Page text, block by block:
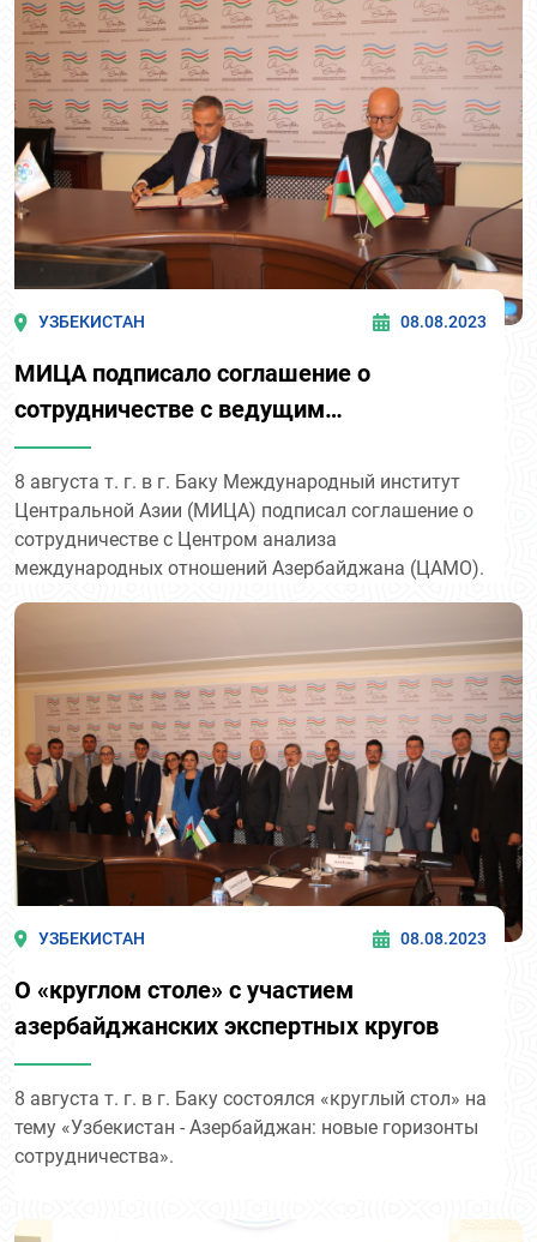
УЗБЕКИСТАН 08.08.2023
МИЦА подписало соглашение о
сотрудничестве с ведущим
аналитическим центром Азербайджана
8 августа т. г. в г. Баку Международный институт
Центральной Азии (МИЦА) подписал соглашение о
сотрудничестве с Центром анализа
международных отношений Азербайджана (ЦАМО).
УЗБЕКИСТАН 08.08.2023
О «круглом столе» с участием
азербайджанских экспертных кругов
8 августа т. г. в г. Баку состоялся «круглый стол» на
тему «Узбекистан - Азербайджан: новые горизонты
сотрудничества».